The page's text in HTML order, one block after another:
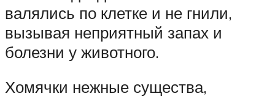
валялись по клетке и не гнили,
вызывая неприятный запах и
болезни у животного.
Хомячки нежные существа,